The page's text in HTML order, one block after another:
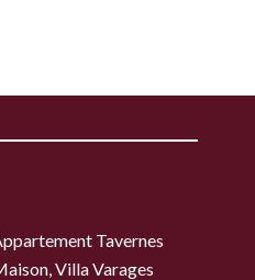
Tavernes
Villa Varages